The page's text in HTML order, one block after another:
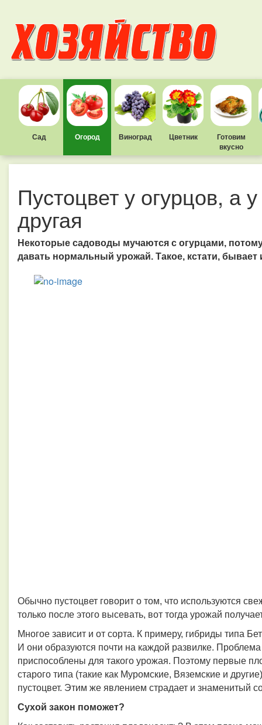
Сад Огород Виноград Цветник
Готовим
вкусно
Пустоцвет у огурцов, а
другая
Некоторые садоводы мучаются с огурцами,
давать нормальный урожай. Такое, кстати, бывает
Обычно пустоцвет говорит о том, что используются
только после этого высевать, вот тогда урожай
Многое зависит и от сорта. К примеру, гибриды типа
И они образуются почти на каждой развилке.
приспособлены для такого урожая. Поэтому первые
старого типа (такие как Муромские, Вяземские и
пустоцвет. Этим же явлением страдает и знаменитый
Сухой закон поможет?